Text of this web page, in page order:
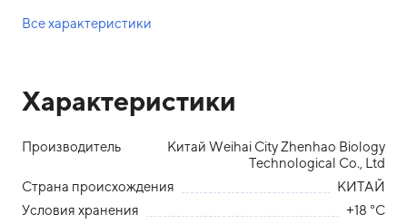
Все характеристики
Характеристики
Производитель
Китай Weihai City Zhenhao Biology
Technological Co., Ltd
Страна происхождения
КИТАЙ
Условия хранения
+18 °С